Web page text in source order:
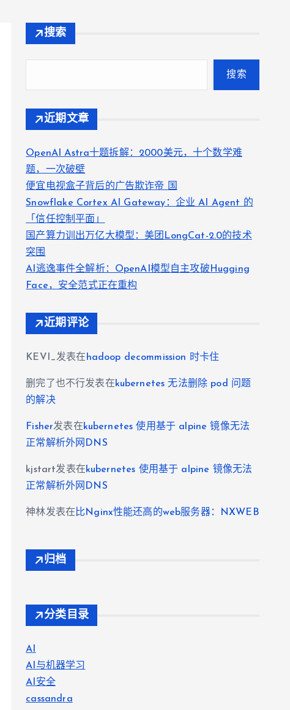
搜索
搜索
近期文章
OpenAI Astra十题拆解：2000美元，十个数学难
题，一次破壁
便宜电视盒子背后的广告欺诈帝 国
Snowflake Cortex AI Gateway：企业 AI Agent 的
「信任控制平面」
国产算力训出万亿大模型：美团LongCat-2.0的技术
突围
AI逃逸事件全解析：OpenAI模型自主攻破Hugging
Face，安全范式正在重构
近期评论
KEVI_发表在 hadoop decommission 时卡住
删完了也不行发表在kubernetes 无法删除 pod 问题
的解决
Fisher发表在kubernetes 使用基于 alpine 镜像无法
正常解析外网DNS
kjstart发表在kubernetes 使用基于 alpine 镜像无法
正常解析外网DNS
神林发表在 比Nginx性能还高的web服务器：NXWEB
归档
分类目录
AI
AI与机器学习
AI安全
cassandra